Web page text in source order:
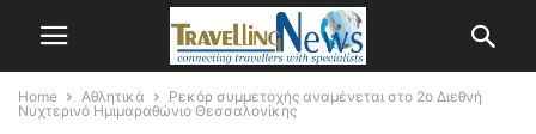
Home Αθλητικά
Ρεκόρ συμμετοχής αναμένεται στο 2ο Διεθνή
Νυχτερινό Ημιμαραθώνιο Θεσσαλονίκης